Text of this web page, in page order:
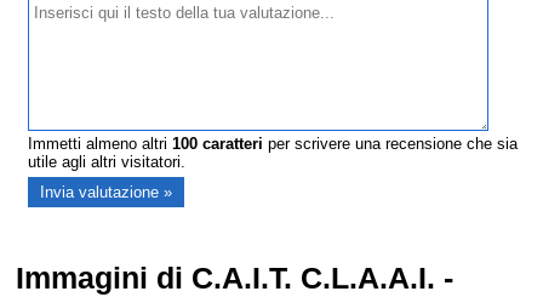
Immetti almeno altri100 caratteri per scrivere una recensione che sia
utile agli altri visitatori.
Immagini di C.A.I.T. C.L.A.A.I. -